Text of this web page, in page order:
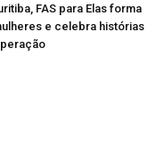
FAS para Elas forma
e celebra histórias